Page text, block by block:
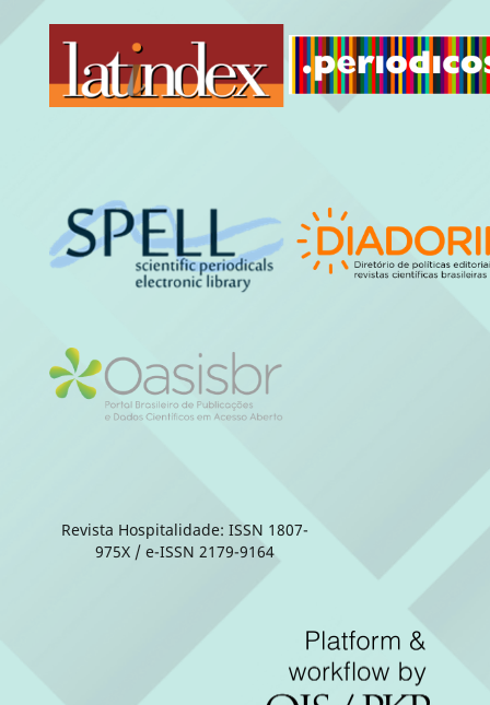
Revista Hospitalidade: ISSN 1807-
975X / e-ISSN 2179-9164